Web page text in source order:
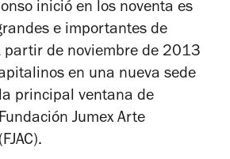
inició en los noventa es
e importantes de
partir de noviembre de 2013
en una nueva sede
principal ventana de
Jumex Arte